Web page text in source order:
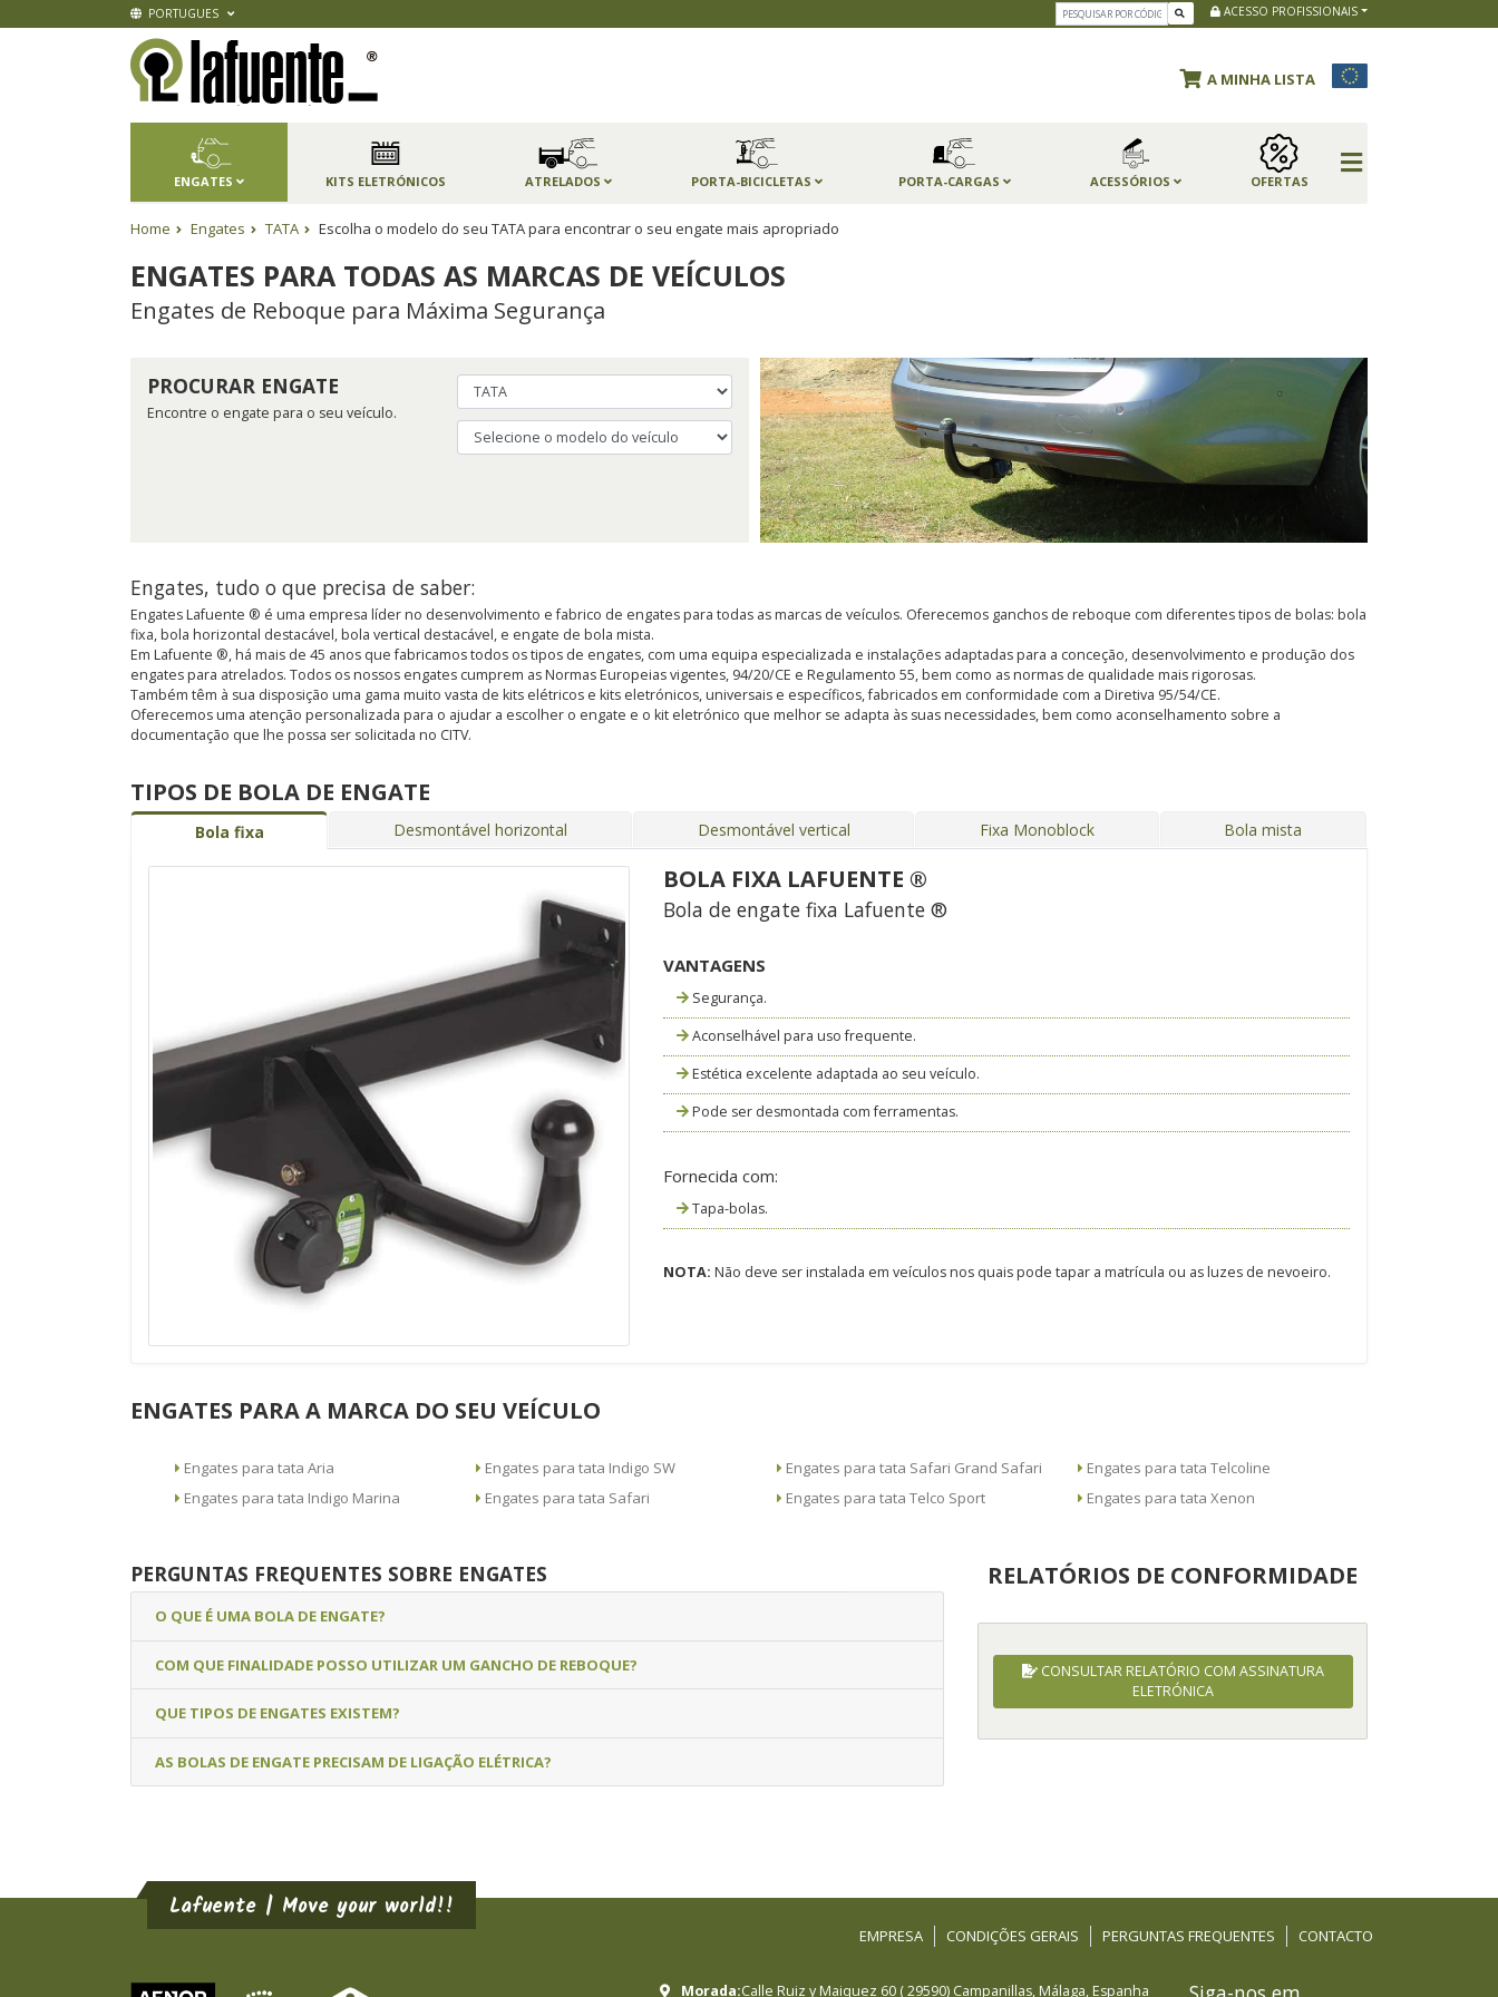
PORTUGUES ACESSO PROFISSIONAIS
A MINHA LISTA
ENGATES KITS ELETRÓNICOS ATRELADOS PORTA-BICICLETAS PORTA-CARGAS ACESSÓRIOS OFERTAS
Home Engates TATA Escolha o modelo do seu TATA para encontrar o seu engate mais apropriado
ENGATES PARA TODAS AS MARCAS DE VEÍCULOS
Engates de Reboque para Máxima Segurança
PROCURAR ENGATE
Encontre o engate para o seu veículo.
Engates, tudo o que precisa de saber:
Engates Lafuente ® é uma empresa líder no desenvolvimento e fabrico de engates para todas as marcas de veículos. Oferecemos ganchos de reboque com diferentes tipos de bolas: bola
fixa, bola horizontal destacável, bola vertical destacável, e engate de bola mista.
Em Lafuente ®, há mais de 45 anos que fabricamos todos os tipos de engates, com uma equipa especializada e instalações adaptadas para a conceção, desenvolvimento e produção dos
engates para atrelados. Todos os nossos engates cumprem as Normas Europeias vigentes, 94/20/CE e Regulamento 55, bem como as normas de qualidade mais rigorosas.
Também têm à sua disposição uma gama muito vasta de kits elétricos e kits eletrónicos, universais e específicos, fabricados em conformidade com a Diretiva 95/54/CE.
Oferecemos uma atenção personalizada para o ajudar a escolher o engate e o kit eletrónico que melhor se adapta às suas necessidades, bem como aconselhamento sobre a
documentação que lhe possa ser solicitada no CITV.
TIPOS DE BOLA DE ENGATE
Bola fixa Desmontável horizontal Desmontável vertical Fixa Monoblock Bola mista
BOLA FIXA LAFUENTE ®
Bola de engate fixa Lafuente ®
VANTAGENS
Segurança.
Aconselhável para uso frequente.
Estética excelente adaptada ao seu veículo.
Pode ser desmontada com ferramentas.
Fornecida com:
Tapa-bolas.
NOTA: Não deve ser instalada em veículos nos quais pode tapar a matrícula ou as luzes de nevoeiro.
ENGATES PARA A MARCA DO SEU VEÍCULO
Engates para tata Aria
Engates para tata Indigo Marina
Engates para tata Indigo SW
Engates para tata Safari
Engates para tata Safari Grand Safari
Engates para tata Telco Sport
Engates para tata Telcoline
Engates para tata Xenon
PERGUNTAS FREQUENTES SOBRE ENGATES
O QUE É UMA BOLA DE ENGATE?
COM QUE FINALIDADE POSSO UTILIZAR UM GANCHO DE REBOQUE?
QUE TIPOS DE ENGATES EXISTEM?
AS BOLAS DE ENGATE PRECISAM DE LIGAÇÃO ELÉTRICA?
RELATÓRIOS DE CONFORMIDADE
CONSULTAR RELATÓRIO COM ASSINATURA
ELETRÓNICA
Lafuente | Move your world!!
EMPRESA CONDIÇÕES GERAIS PERGUNTAS FREQUENTES CONTACTO
Morada:Calle Ruiz y Maiquez 60 (29590) Campanillas, Málaga, Espanha